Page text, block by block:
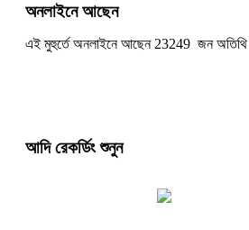
অনলাইনে আছেন
এই মুহুর্তে অনলাইনে আছেন 23249 জন
আদি রেকর্ডিং শুনুন